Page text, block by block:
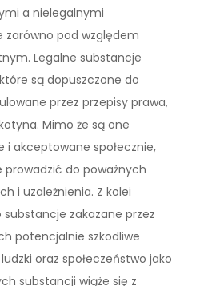
a nielegalnymi
pod względem
Legalne substancje
są dopuszczone do
przez przepisy prawa,
Mimo że są one
i akceptowane społecznie,
prowadzić do poważnych
i uzależnienia. Z kolei
zakazane przez
potencjalnie szkodliwe
oraz społeczeństwo jako
substancji wiąże się z